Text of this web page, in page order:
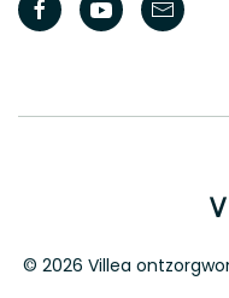
© 2026 Villea